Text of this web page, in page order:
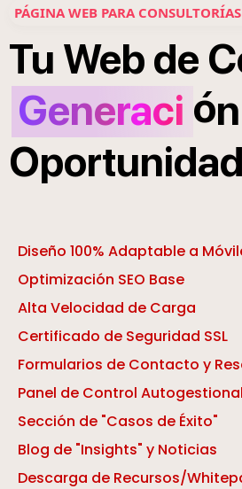
PÁGINA WEB PARA
Tu Web de
Generaci ón
Diseño 100% Adaptable a
Optimización SEO Base
Alta Velocidad de Carga
Certificado de Seguridad SSL
Formularios de Contacto y
Panel de Control
Sección de "Casos de Éxito"
Blog de "Insights" y Noticias
Descarga de Recursos/